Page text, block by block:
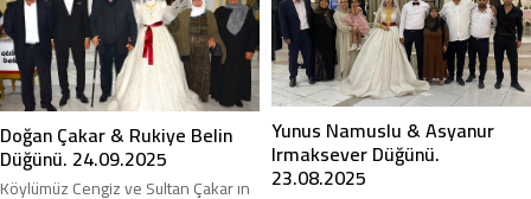
günlerine ortak olmak, sevinçlerini
paylaşmak için gittiğimiz düğünler;
sırf bu çağ dışı adet yüzünden
gecenin sonuna doğru koca bir
eziyete dönüşüyor. Sırf “desinler”...
mutlu bir yuva diliyoruz.
Doğan Çakar & Rukiye Belin
Düğünü. 24.09.2025
Köylümüz Cengiz ve Sultan Çakar ın
Yunus Namuslu & Asyanur
Irmaksever Düğünü.
23.08.2025